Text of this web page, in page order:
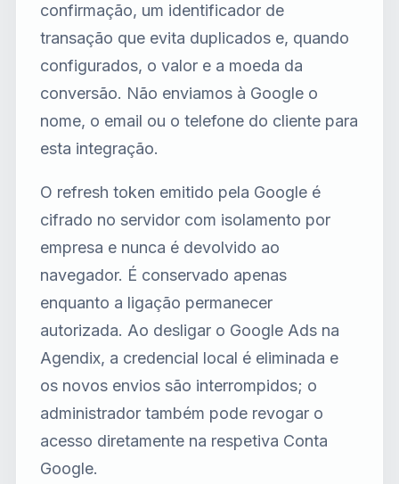
confirmação, um identificador de
transação que evita duplicados e, quando
configurados, o valor e a moeda da
conversão. Não enviamos à Google o
nome, o email ou o telefone do cliente para
esta integração.
O refresh token emitido pela Google é
cifrado no servidor com isolamento por
empresa e nunca é devolvido ao
navegador. É conservado apenas
enquanto a ligação permanecer
autorizada. Ao desligar o Google Ads na
Agendix, a credencial local é eliminada e
os novos envios são interrompidos; o
administrador também pode revogar o
acesso diretamente na respetiva Conta
Google.